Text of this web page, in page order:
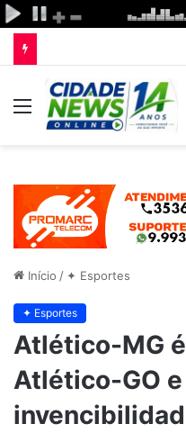
Menu
Início / ✦ Esportes
✦ Esportes
Atlético-MG
Atlético-GO